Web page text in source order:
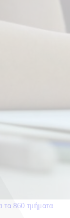
τα 860 τμήματα